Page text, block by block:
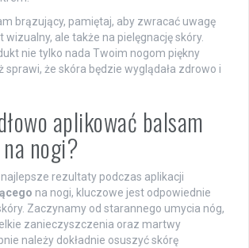
brązujący, pamiętaj, aby zwracać uwagę
wizualny, ale także na pielęgnację skóry.
nie tylko nada Twoim nogom piękny
sprawi, że skóra będzie wyglądała zdrowo i
aplikować balsam
nogi?
rezultaty podczas aplikacji
na nogi, kluczowe jest odpowiednie
Zaczynamy od starannego umycia nóg,
zanieczyszczenia oraz martwy
należy dokładnie osuszyć skórę